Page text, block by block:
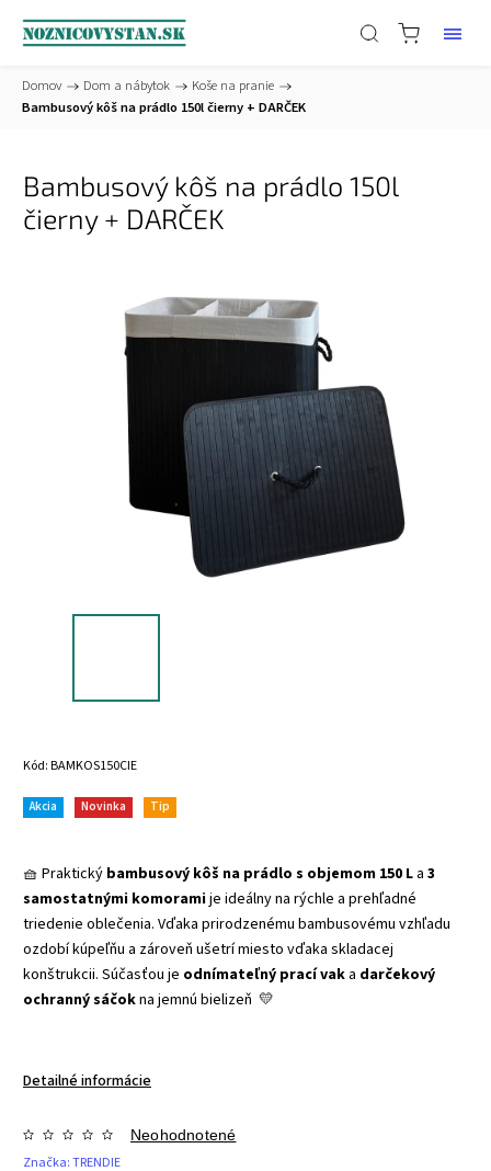
Domov / Dom a nábytok / Koše na pranie /
Bambusový kôš na prádlo 150l čierny + DARČEK
Bambusový kôš na prádlo 150l
čierny + DARČEK
Kód:BAMKOS150CIE
Akcia Novinka Tip
🧺 Praktický bambusový kôš na prádlo s objemom 150 L a 3
samostatnými komoramije ideálny na rýchle a prehľadné
triedenie oblečenia. Vďaka prirodzenému bambusovému vzhľadu
ozdobí kúpeľňu a zároveň ušetrí miesto vďaka skladacej
konštrukcii. Súčasťou je odnímateľný prací vak a darčekový
ochranný sáčokna jemnú bielizeň 💛
Detailné informácie
Značka:TRENDIE
Neohodnotené